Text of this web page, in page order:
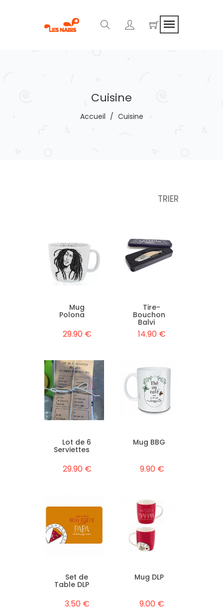
Cuisine
Accueil / Cuisine
TRIER
Mug
Polona
29.90 €
Tire-
Bouchon
Balvi
14.90 €
Lot de 6
Serviettes
29.90 €
Mug BBG
9.90 €
Set de
Table DLP
3.50 €
Mug DLP
9.00 €